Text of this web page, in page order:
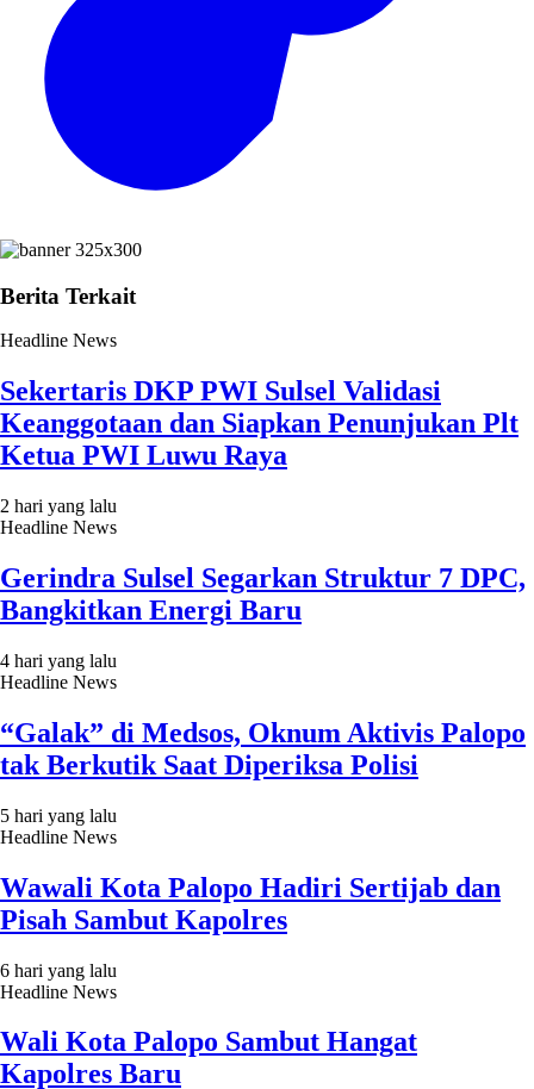
Berita Terkait
Headline News
Sekertaris DKP PWI Sulsel Validasi
Keanggotaan dan Siapkan Penunjukan Plt
Ketua PWI Luwu Raya
2 hari yang lalu
Headline News
Gerindra Sulsel Segarkan Struktur 7 DPC,
Bangkitkan Energi Baru
4 hari yang lalu
Headline News
“Galak” di Medsos, Oknum Aktivis Palopo
tak Berkutik Saat Diperiksa Polisi
5 hari yang lalu
Headline News
Wawali Kota Palopo Hadiri Sertijab dan
Pisah Sambut Kapolres
6 hari yang lalu
Headline News
Wali Kota Palopo Sambut Hangat
Kapolres Baru